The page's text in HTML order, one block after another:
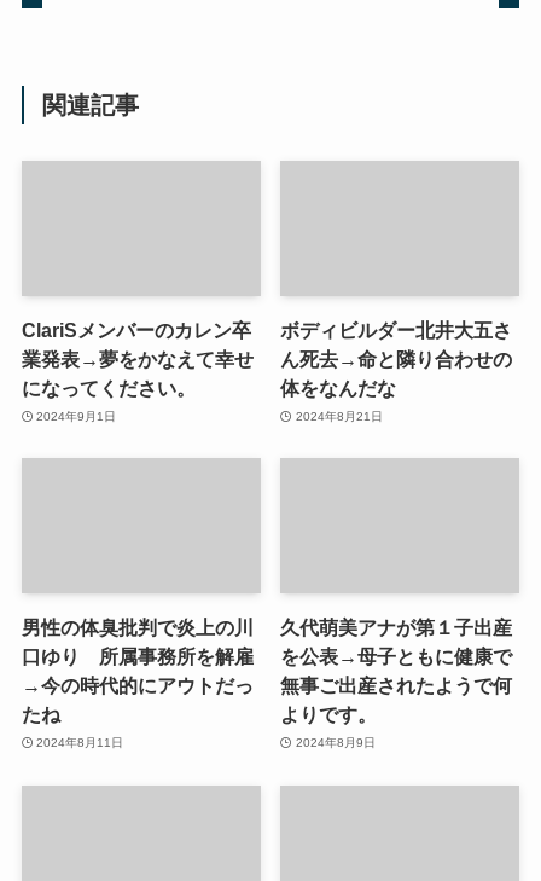
関連記事
ClariSメンバーのカレン卒
業発表→夢をかなえて幸せ
になってください。
2024年9月1日
ボディビルダー北井大五さ
ん死去→命と隣り合わせの
体をなんだな
2024年8月21日
男性の体臭批判で炎上の川
口ゆり 所属事務所を解雇
→今の時代的にアウトだっ
たね
2024年8月11日
久代萌美アナが第１子出産
を公表→母子ともに健康で
無事ご出産されたようで何
よりです。
2024年8月9日